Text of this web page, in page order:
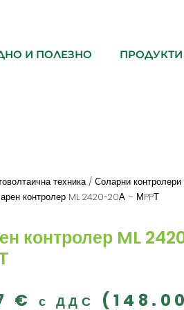
И ПОЛЕЗНО ПРОДУКТИ
техника/ Соларни контролери
контролер ML 2420-20А – МPPТ
контролер ML
€ с ДДС
(148.00